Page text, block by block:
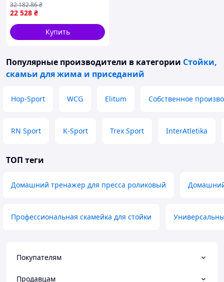
22 528 ₴
32 182.86₴
Купить
Популярные производители в категории Стойки,
скамьи для жима и приседаний
Hop-Sport WCG Elitum Собственное
RN Sport K-Sport Trex Sport InterAtletika
ТОП теги
Домашний тренажер для пресса роликовый
Профессиональная скамейка для стойки
Покупателям
Продавцам